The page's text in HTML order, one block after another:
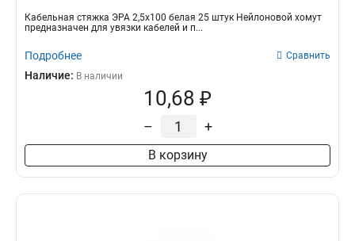
Кабельная стяжка ЭРА 2,5х100 белая 25 штук Нейлоновой хомут
предназначен для увязки кабелей и п...
Подробнее Сравнить
Наличие: В наличии
10,68 ₽
– +
В корзину